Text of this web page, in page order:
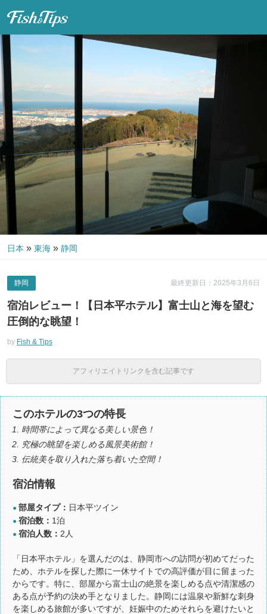
日本 » 東海 » 静岡
最終更新日：2025年3月6日
静岡
宿泊レビュー！【日本平ホテル】富士山と海を望む
圧倒的な眺望！
by Fish & Tips
アフィリエイトリンクを含む記事です
このホテルの3つの特長
時間帯によって異なる美しい景色！
究極の眺望を楽しめる風景美術館！
伝統美を取り入れた落ち着いた空間！
宿泊情報
● 部屋タイプ： 日本平ツイン
● 宿泊数： 1泊
● 宿泊人数： 2人
「日本平ホテル」を選んだのは、静岡市への訪問が初めてだった
ため、ホテルを探した際に一休サイトでの高評価が目に留まった
からです。特に、部屋から富士山の絶景を楽しめる点や清潔感の
ある点が予約の決め手となりました。静岡には温泉や新鮮な刺身
を楽しめる旅館が多いですが、妊娠中のためそれらを避けたいと